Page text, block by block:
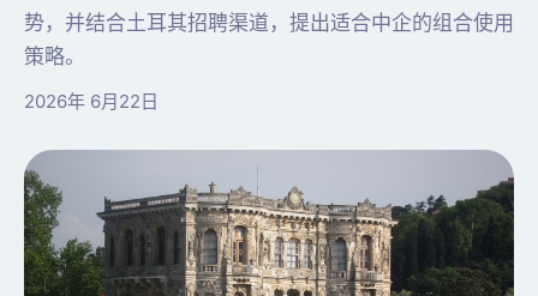
势，并结合土耳其招聘渠道，提出适合中企的组合使用
策略。
2026年 6月22日